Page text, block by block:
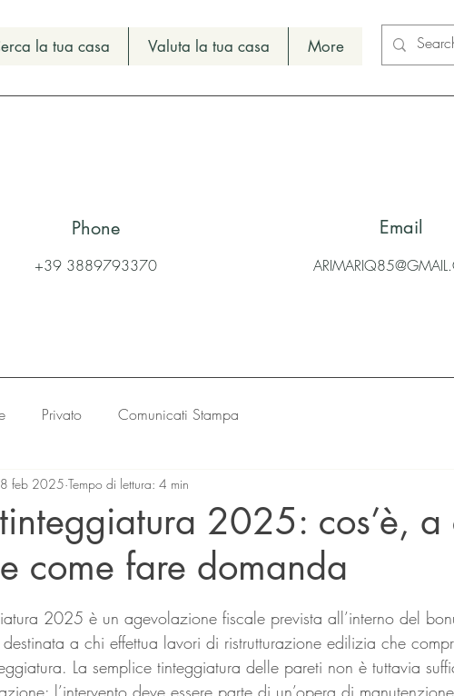
la tua casa Valuta la tua casa More
Phone
+39 3889793370
Email
Privato Comunicati Stampa
2025: cos’è, a
come fare domanda
8 feb 2025 Tempo di lettura: 4 min
stelle su 5.
2025 è un agevolazione fiscale prevista all’interno del
destinata a chi effettua lavori di ristrutturazione edilizia che
La semplice tinteggiatura delle pareti non è tuttavia
l’intervento deve essere parte di un’opera di